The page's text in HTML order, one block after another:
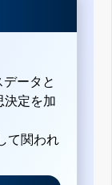
ータと
決定を加
て関われ